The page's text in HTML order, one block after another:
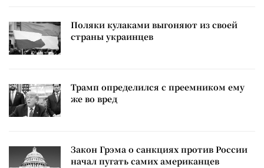
Поляки кулаками выгоняют из своей
страны украинцев
Трамп определился с преемником ему
же во вред
Закон Грэма о санкциях против России
начал пугать самих американцев